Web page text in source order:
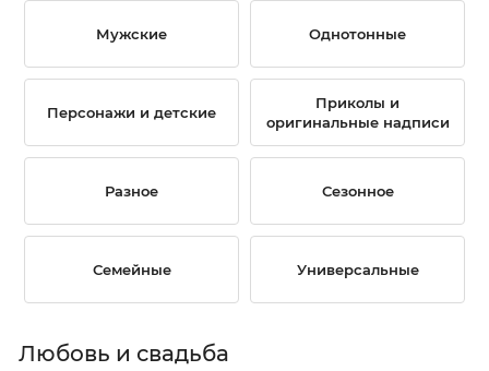
Мужские Однотонные
Персонажи и детские
Приколы и
оригинальные надписи
Разное Сезонное
Семейные Универсальные
Любовь и свадьба